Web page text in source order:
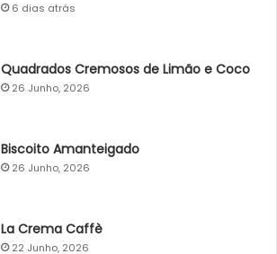
6 dias atrás
Quadrados Cremosos de Limão e Coco
26 Junho, 2026
Biscoito Amanteigado
26 Junho, 2026
La Crema Caffè
22 Junho, 2026